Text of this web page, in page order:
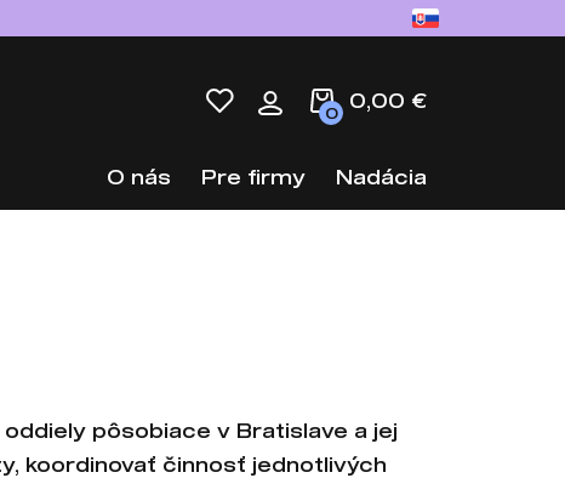
0
0,00 €
O nás Pre firmy Nadácia
pôsobiace v Bratislave a jej
koordinovať činnosť jednotlivých